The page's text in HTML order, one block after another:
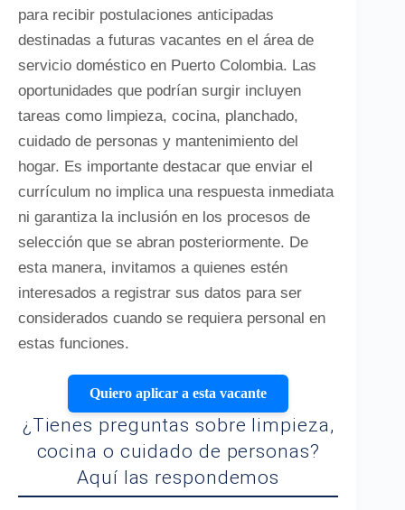
para recibir postulaciones anticipadas
destinadas a futuras vacantes en el área de
servicio doméstico en Puerto Colombia. Las
oportunidades que podrían surgir incluyen
tareas como limpieza, cocina, planchado,
cuidado de personas y mantenimiento del
hogar. Es importante destacar que enviar el
currículum no implica una respuesta inmediata
ni garantiza la inclusión en los procesos de
selección que se abran posteriormente. De
esta manera, invitamos a quienes estén
interesados a registrar sus datos para ser
considerados cuando se requiera personal en
estas funciones.
Quiero aplicar a esta vacante
¿Tienes preguntas sobre limpieza,
cocina o cuidado de personas?
Aquí las respondemos